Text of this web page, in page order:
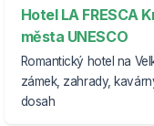
Hotel LA FRESCA
města UNESCO
Romantický hotel na
zámek, zahrady,
dosah